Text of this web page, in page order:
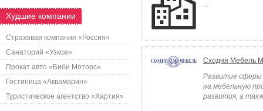
Худшие компании
Страховая компания «Россия»
Санаторий «Узкое»
Прокат авто «Биби Моторс»
Гостиница «Аквамарин»
Туристическое агентство «Хартия»
...
Сходня Мебель
Развитие сферы
на мебельную
развития, а